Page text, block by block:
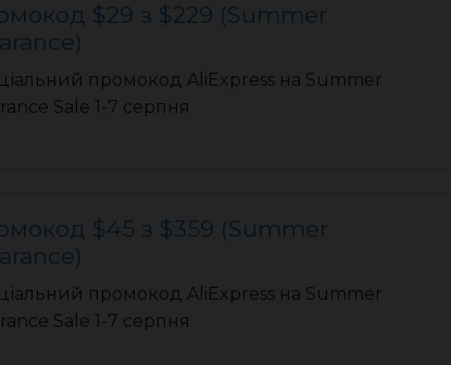
$29 з $229 (Summer
промокод AliExpress на Summer
Sale 1-7 серпня
$45 з $359 (Summer
промокод AliExpress на Summer
Sale 1-7 серпня